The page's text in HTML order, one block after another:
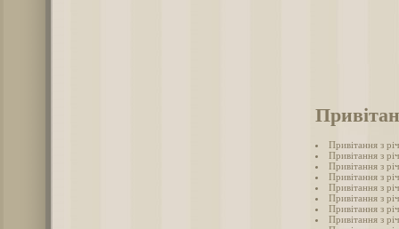
Привітання з
Привітання з
Привітання з
Привітання з
Привітання з
Привітання з
Привітання з
Привітання з